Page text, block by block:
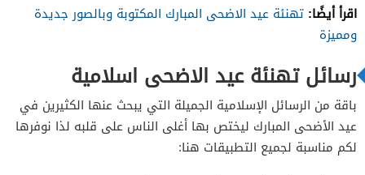
اقرأ أيضًا: تهنئة عيد الاضحى المبارك المكتوبة وبالصور جديدة
ومميزة
رسائل تهنئة عيد الاضحى اسلامية
باقة من الرسائل الإسلامية الجميلة التي يبحث عنها الكثيرين في
عيد الأضحى المبارك ليختص بها أغلى الناس على قلبه لذا نوفرها
لكم مناسبة لجميع التطبيقات هنا: